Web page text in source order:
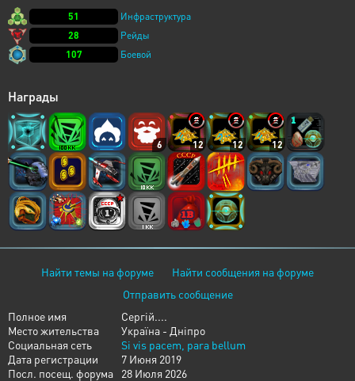
51
Инфраструктура
28
Рейды
107
Боевой
Награды
6 12 12 12
Найти темы на форуме
Найти сообщения на форуме
Отправить сообщение
Полное имя
Сергій....
Место жительства
Україна - Дніпро
Социальная сеть
Si vis pacem, para bellum
Дата регистрации
7 Июня 2019
Посл. посещ. форума
28 Июля 2026